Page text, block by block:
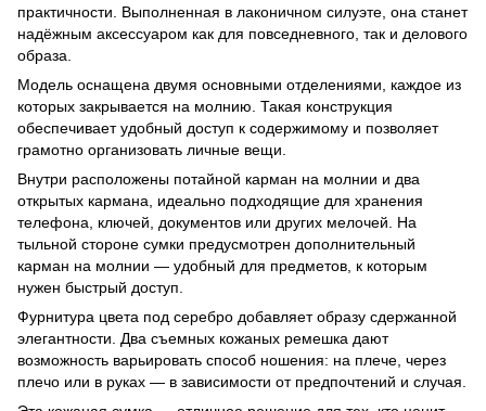
практичности. Выполненная в лаконичном силуэте, она станет
надёжным аксессуаром как для повседневного, так и делового
образа.
Модель оснащена двумя основными отделениями, каждое из
которых закрывается на молнию. Такая конструкция
обеспечивает удобный доступ к содержимому и позволяет
грамотно организовать личные вещи.
Внутри расположены потайной карман на молнии и два
открытых кармана, идеально подходящие для хранения
телефона, ключей, документов или других мелочей. На
тыльной стороне сумки предусмотрен дополнительный
карман на молнии — удобный для предметов, к которым
нужен быстрый доступ.
Фурнитура цвета под серебро добавляет образу сдержанной
элегантности. Два съемных кожаных ремешка дают
возможность варьировать способ ношения: на плече, через
плечо или в руках — в зависимости от предпочтений и случая.